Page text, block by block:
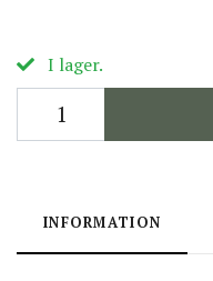
I lager.
INFORMATION